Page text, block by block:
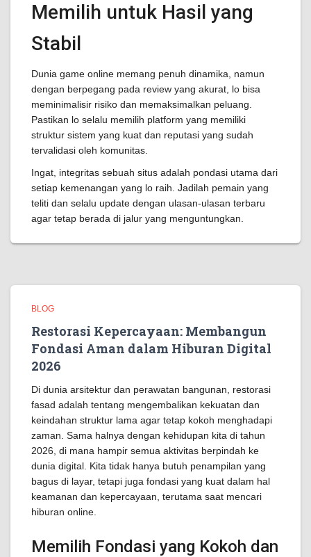
Memilih untuk Hasil yang
Stabil
Dunia game online memang penuh dinamika, namun
dengan berpegang pada review yang akurat, lo bisa
meminimalisir risiko dan memaksimalkan peluang.
Pastikan lo selalu memilih platform yang memiliki
struktur sistem yang kuat dan reputasi yang sudah
tervalidasi oleh komunitas.
Ingat, integritas sebuah situs adalah pondasi utama dari
setiap kemenangan yang lo raih. Jadilah pemain yang
teliti dan selalu update dengan ulasan-ulasan terbaru
agar tetap berada di jalur yang menguntungkan.
BLOG
Restorasi Kepercayaan: Membangun
Fondasi Aman dalam Hiburan Digital
2026
Di dunia arsitektur dan perawatan bangunan, restorasi
fasad adalah tentang mengembalikan kekuatan dan
keindahan struktur lama agar tetap kokoh menghadapi
zaman. Sama halnya dengan kehidupan kita di tahun
2026, di mana hampir semua aktivitas berpindah ke
dunia digital. Kita tidak hanya butuh penampilan yang
bagus di layar, tetapi juga fondasi yang kuat dalam hal
keamanan dan kepercayaan, terutama saat mencari
hiburan online.
Memilih Fondasi yang Kokoh dan